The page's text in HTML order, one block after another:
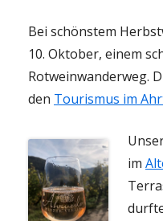
Bei schönstem
10. Oktober, einem
Rotweinwanderweg.
den Tourismus im
im